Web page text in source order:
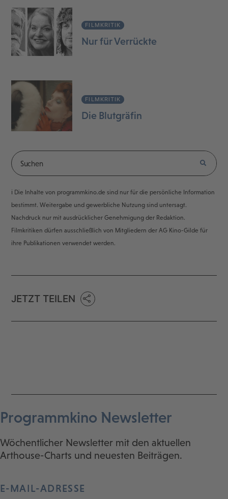
FILMKRITIK
Nur für Verrückte
FILMKRITIK
Die Blutgräfin
ℹ️ Die Inhalte von programmkino.de sind nur für die persönliche Information
bestimmt. Weitergabe und gewerbliche Nutzung sind untersagt.
Nachdruck nur mit ausdrücklicher Genehmigung der Redaktion.
Filmkritiken dürfen ausschließlich von Mitgliedern der AG Kino-Gilde für
ihre Publikationen verwendet werden.
JETZT TEILEN
Programmkino Newsletter
Wöchentlicher Newsletter mit den aktuellen
Arthouse-Charts und neuesten Beiträgen.
E-MAIL-ADRESSE